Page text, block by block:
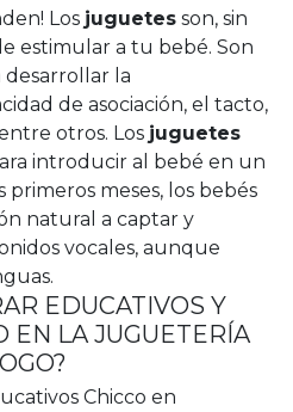
Los juguetes son, sin
estimular a tu bebé. Son
la
de asociación, el tacto,
otros. Los juguetes
introducir al bebé en un
primeros meses, los bebés
natural a captar y
vocales, aunque
EDUCATIVOS Y
EN LA JUGUETERÍA
Chicco en